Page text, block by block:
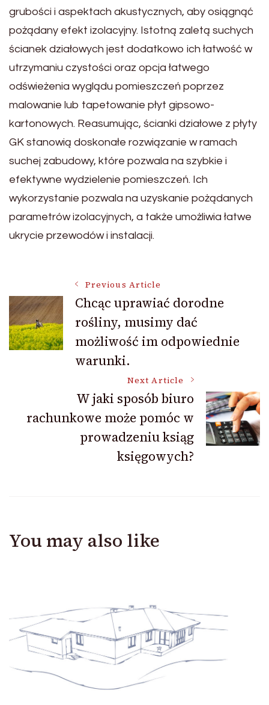
grubości i aspektach akustycznych, aby osiągnąć
pożądany efekt izolacyjny. Istotną zaletą suchych
ścianek działowych jest dodatkowo ich łatwość w
utrzymaniu czystości oraz opcja łatwego
odświeżenia wyglądu pomieszczeń poprzez
malowanie lub tapetowanie płyt gipsowo-
kartonowych. Reasumując, ścianki działowe z płyty
GK stanowią doskonałe rozwiązanie w ramach
suchej zabudowy, które pozwala na szybkie i
efektywne wydzielenie pomieszczeń. Ich
wykorzystanie pozwala na uzyskanie pożądanych
parametrów izolacyjnych, a także umożliwia łatwe
ukrycie przewodów i instalacji.
Post
Navigation
Previous Article
Chcąc uprawiać dorodne
rośliny, musimy dać
możliwość im odpowiednie
warunki.
Next Article
W jaki sposób biuro
rachunkowe może pomóc w
prowadzeniu ksiąg
księgowych?
You may also like